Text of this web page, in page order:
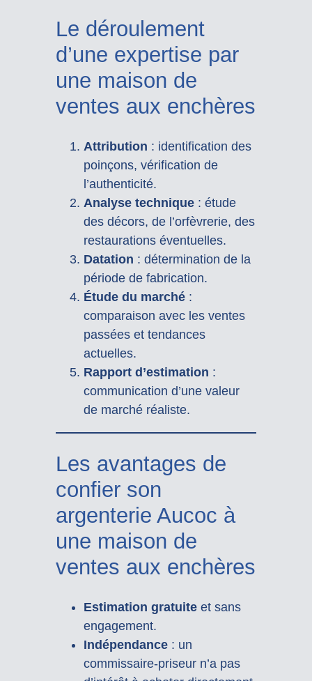
Le déroulement
d’une expertise par
une maison de
ventes aux enchères
Attribution : identification des
poinçons, vérification de
l’authenticité.
Analyse technique: étude
des décors, de l’orfèvrerie, des
restaurations éventuelles.
Datation : détermination de la
période de fabrication.
Étude du marché:
comparaison avec les ventes
passées et tendances
actuelles.
Rapport d’estimation :
communication d’une valeur
de marché réaliste.
Les avantages de
confier son
argenterie Aucoc à
une maison de
ventes aux enchères
Estimation gratuiteet sans
engagement.
Indépendance: un
commissaire-priseur n’a pas